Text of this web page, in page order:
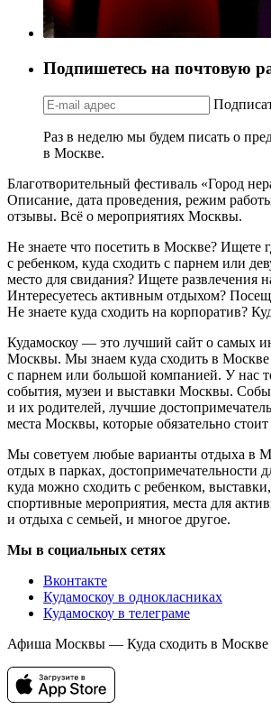
Подпишетесь на почтовую
Раз в неделю мы будем писать о
в Москве.
Благотворительный фестиваль «Город
Описание, дата проведения, режим
отзывы. Всё о мероприятиях Москвы.
Не знаете что посетить в Москве? Ищете
с ребенком, куда сходить с парнем или
место для свидания? Ищете развлечения
Интересуетесь активным отдыхом?
Не знаете куда сходить на корпоратив?
Кудамоскоу — это лучший сайт о самых
Москвы. Мы знаем куда сходить в Москве
с парнем или большой компанией. У нас
события, музеи и выставки Москвы.
и их родителей, лучшие
места Москвы, которые обязательно стоит
Мы советуем любые варианты отдыха в
отдых в парках, достопримечательности
куда можно сходить с ребенком,
спортивные мероприятия, места для
и отдыха с семьей, и многое другое.
Мы в социальных сетях
Вконтакте
Кудамоскоу в однокласниках
Кудамоскоу в телеграме
Афиша Москвы — Куда сходить в Москве